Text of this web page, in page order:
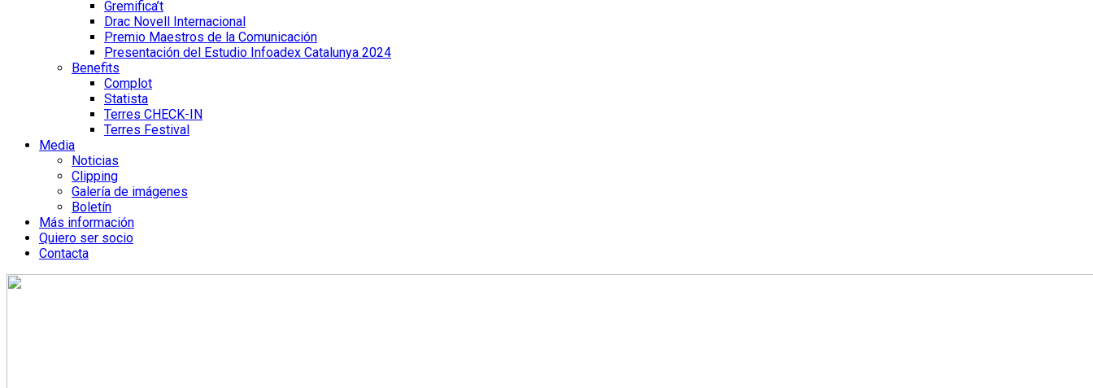
Gremifica’t
Drac Novell Internacional
Premio Maestros de la Comunicación
Presentación del Estudio Infoadex Catalunya 2024
Benefits
Complot
Statista
Terres CHECK-IN
Terres Festival
Media
Noticias
Clipping
Galería de imágenes
Boletín
Más información
Quiero ser socio
Contacta